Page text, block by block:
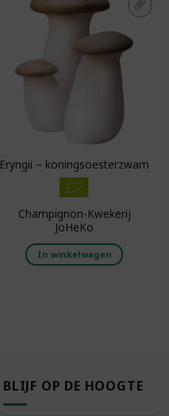
boodschappenlijst
Eryngii – koningsoesterzwam
Champignon-Kwekerij
JoHeKo
In winkelwagen
BLIJF OP DE HOOGTE